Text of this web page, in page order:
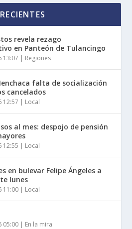
revela rezago
en Panteón de Tulancingo
13:07 | Regiones
falta de socialización
cancelados
12:57 | Local
al mes: despojo de pensión
12:55 | Local
en bulevar Felipe Ángeles a
lunes
11:00 | Local
05:00 | En la mira